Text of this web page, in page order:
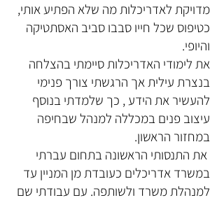
מדויקת לאדריכלות מה שלא הפתיע אותי,
כטיפוס שכל חייו סבבו סביב האסתטיקה
והיופי.
את לימודי האדריכלות סיימתי בהצלחה
בנצרת עילית אך הרגשתי צורך פנימי
להעשיר את הידע , כך שלמדתי בנוסף
עיצוב פנים במכללה למנהל שבחיפה
במחזור הראשון.
את התנסותי הראשונה בתחום עברתי
במשרד אדריכלים כעובדת מן המניין עד
למנהלת משרד ולשותפה. עם עבודתי שם